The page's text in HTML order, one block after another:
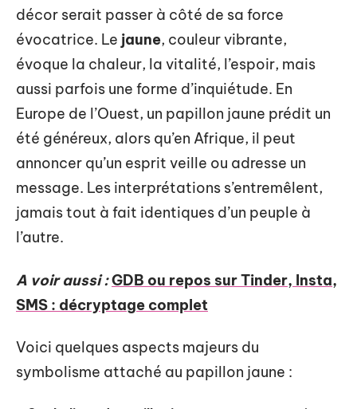
décor serait passer à côté de sa force
évocatrice. Le jaune, couleur vibrante,
évoque la chaleur, la vitalité, l’espoir, mais
aussi parfois une forme d’inquiétude. En
Europe de l’Ouest, un papillon jaune prédit un
été généreux, alors qu’en Afrique, il peut
annoncer qu’un esprit veille ou adresse un
message. Les interprétations s’entremêlent,
jamais tout à fait identiques d’un peuple à
l’autre.
A voir aussi :GDB ou repos sur Tinder, Insta,
SMS : décryptage complet
Voici quelques aspects majeurs du
symbolisme attaché au papillon jaune :